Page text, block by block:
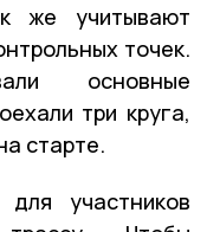
же учитывают
точек.
основные
три круга,
старте.
для участников